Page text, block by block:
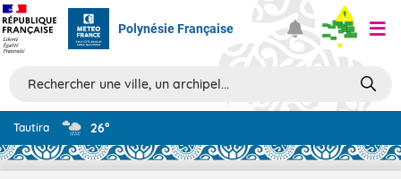
Polynésie Française
Tautira 26°